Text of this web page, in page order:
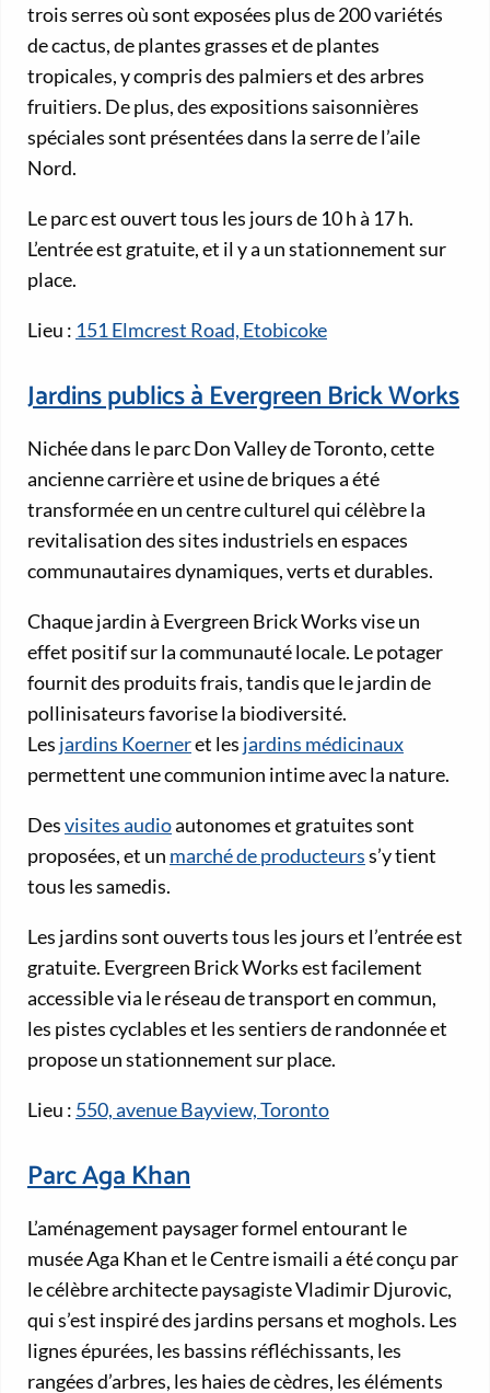
trois serres où sont exposées plus de 200 variétés
de cactus, de plantes grasses et de plantes
tropicales, y compris des palmiers et des arbres
fruitiers. De plus, des expositions saisonnières
spéciales sont présentées dans la serre de l’aile
Nord.
Le parc est ouvert tous les jours de 10 h à 17 h.
L’entrée est gratuite, et il y a un stationnement sur
place.
Lieu : 151 Elmcrest Road, Etobicoke
Jardins publics à Evergreen Brick Works
Nichée dans le parc Don Valley de Toronto, cette
ancienne carrière et usine de briques a été
transformée en un centre culturel qui célèbre la
revitalisation des sites industriels en espaces
communautaires dynamiques, verts et durables.
Chaque jardin à Evergreen Brick Works vise un
effet positif sur la communauté locale. Le potager
fournit des produits frais, tandis que le jardin de
pollinisateurs favorise la biodiversité.
Les jardins Koerneret les jardins médicinaux
permettent une communion intime avec la nature.
Desvisites audioautonomes et gratuites sont
proposées, et un marché de producteurss’y tient
tous les samedis.
Les jardins sont ouverts tous les jours et l’entrée est
gratuite. Evergreen Brick Works est facilement
accessible via le réseau de transport en commun,
les pistes cyclables et les sentiers de randonnée et
propose un stationnement sur place.
Lieu : 550, avenue Bayview, Toronto
Parc Aga Khan
L’aménagement paysager formel entourant le
musée Aga Khan et le Centre ismaili a été conçu par
le célèbre architecte paysagiste Vladimir Djurovic,
qui s’est inspiré des jardins persans et moghols. Les
lignes épurées, les bassins réfléchissants, les
rangées d’arbres, les haies de cèdres, les éléments